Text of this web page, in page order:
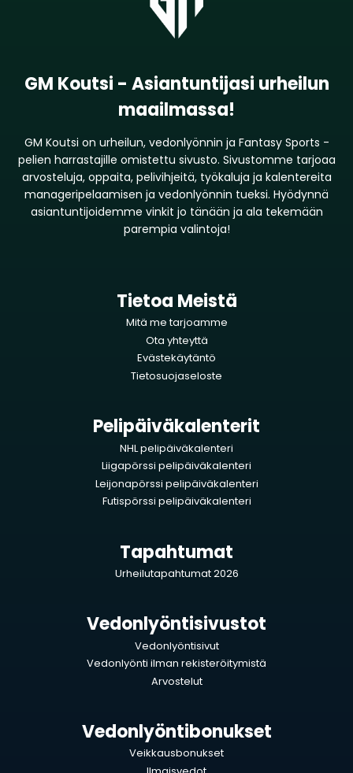
GM Koutsi - Asiantuntijasi urheilun
maailmassa!
GM Koutsi on urheilun, vedonlyönnin ja Fantasy Sports -
pelien harrastajille omistettu sivusto. Sivustomme tarjoaa
arvosteluja, oppaita, pelivihjeitä, työkaluja ja kalentereita
manageripelaamisen ja vedonlyönnin tueksi. Hyödynnä
asiantuntijoidemme vinkit jo tänään ja ala tekemään
parempia valintoja!
Tietoa Meistä
Mitä me tarjoamme
Ota yhteyttä
Evästekäytäntö
Tietosuojaseloste
Pelipäiväkalenterit
NHL pelipäiväkalenteri
Liigapörssi pelipäiväkalenteri
Leijonapörssi pelipäiväkalenteri
Futispörssi pelipäiväkalenteri
Tapahtumat
Urheilutapahtumat 2026
Vedonlyöntisivustot
Vedonlyöntisivut
Vedonlyönti ilman rekisteröitymistä
Arvostelut
Vedonlyöntibonukset
Veikkausbonukset